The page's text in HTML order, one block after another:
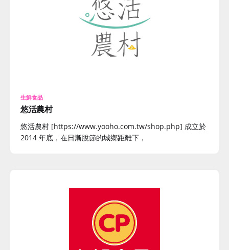
生鮮食品
悠活農村
悠活農村 [https://www.yooho.com.tw/shop.php] 成立於
2014 年底，在日漸脫節的城鄉距離下，